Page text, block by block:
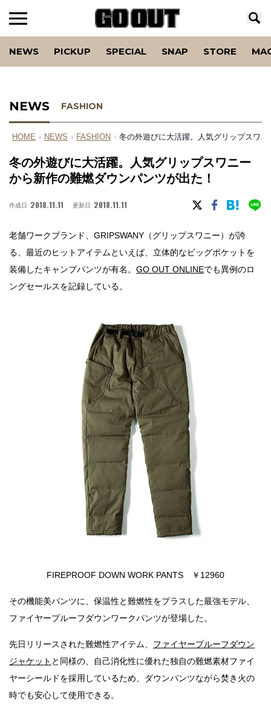
NEWS PICKUP SPECIAL SNAP STORE
NEWS FASHION
HOME › NEWS › FASHION › 冬の外遊びに大活躍。人気グリップスワ
冬の外遊びに大活躍。人気グリップスワニー
から新作の難燃ダウンパンツが出た！
作成日 2018.11.11 更新日 2018.11.11
老舗ワークブランド、GRIPSWANY（グリップスワニー）が誇
る、最近のヒットアイテムといえば、立体的なビッグポケットを
装備したキャンプパンツが有名。 GO OUT ONLINEでも異例のロ
ングセールスを記録している。
FIREPROOF DOWN WORK PANTS ￥12960
その機能美パンツに、保温性と難燃性をプラスした最強モデル、
ファイヤープルーフダウンワークパンツが登場した。
先日リリースされた難燃性アイテム、 ファイヤープルーフダウン
ジャケット と同様の、自己消化性に優れた独自の難燃素材ファイ
ヤーシールドを採用しているため、ダウンパンツながら焚き火の
時でも安心して使用できる。